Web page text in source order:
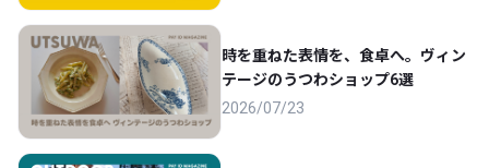
時を重ねた表情を、食卓へ。ヴィン
テージのうつわショップ6選
2026/07/23